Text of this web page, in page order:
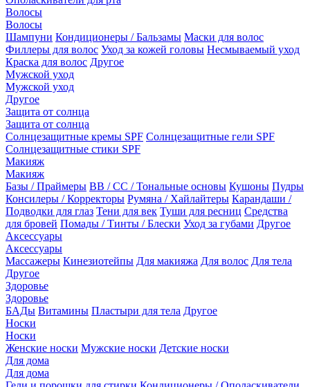
Волосы
Волосы
Шампуни Кондиционеры / Бальзамы Маски для волос
Филлеры для волос Уход за кожей головы Несмываемый уход
Краска для волос Другое
Мужской уход
Мужской уход
Другое
Защита от солнца
Защита от солнца
Солнцезащитные кремы SPF Солнцезащитные гели SPF
Солнцезащитные стики SPF
Макияж
Макияж
Базы / Праймеры BB / CC / Тональные основы Кушоны Пудры
Консилеры / Корректоры Румяна / Хайлайтеры Карандаши /
Подводки для глаз Тени для век Туши для ресниц Средства
для бровей Помады / Тинты / Блески Уход за губами Другое
Аксессуары
Аксессуары
Массажеры Кинезиотейпы Для макияжа Для волос Для тела
Другое
Здоровье
Здоровье
БАДы Витамины Пластыри для тела Другое
Носки
Носки
Женские носки Мужские носки Детские носки
Для дома
Для дома